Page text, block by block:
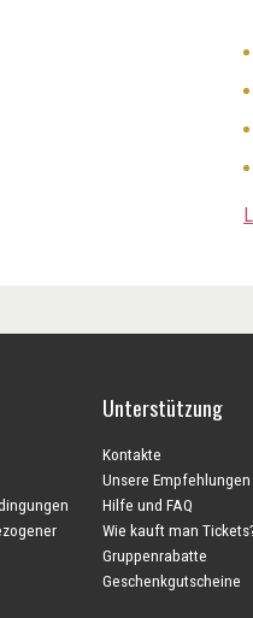
Unterstützung
Kontakte
Unsere Empfehlungen
Hilfe und FAQ
Wie kauft man
Gruppenrabatte
Geschenkgutscheine